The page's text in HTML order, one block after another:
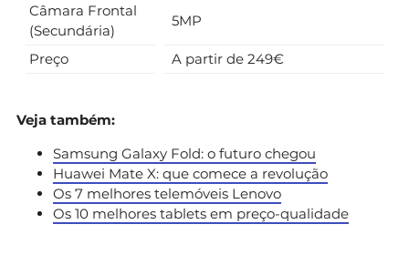
Câmara Frontal
(Secundária)
5MP
Preço A partir de 249€
Veja também:
Samsung Galaxy Fold: o futuro chegou
Huawei Mate X: que comece a revolução
Os 7 melhores telemóveis Lenovo
Os 10 melhores tablets em preço-qualidade